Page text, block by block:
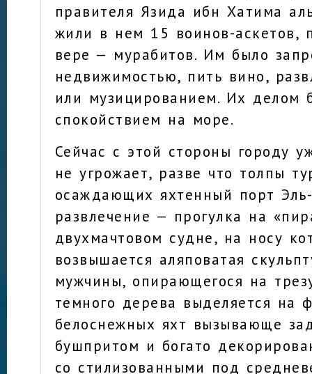
правителя Язида ибн Хатима
жили в нем 15 воинов-аскетов,
вере — мурабитов. Им было
недвижимостью, пить вино,
или музицированием. Их делом
спокойствием на море.
Сейчас с этой стороны городу
не угрожает, разве что толпы
осаждающих яхтенный порт
развлечение — прогулка на
двухмачтовом судне, на носу
возвышается аляповатая
мужчины, опирающегося на
темного дерева выделяется на
белоснежных яхт вызывающе
бушпритом и богато
со стилизованными под